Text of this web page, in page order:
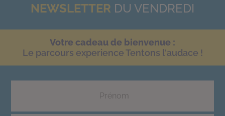
NEWSLETTER DU VENDREDI
Votre cadeau de bienvenue :
Le parcours experience Tentons l'audace !